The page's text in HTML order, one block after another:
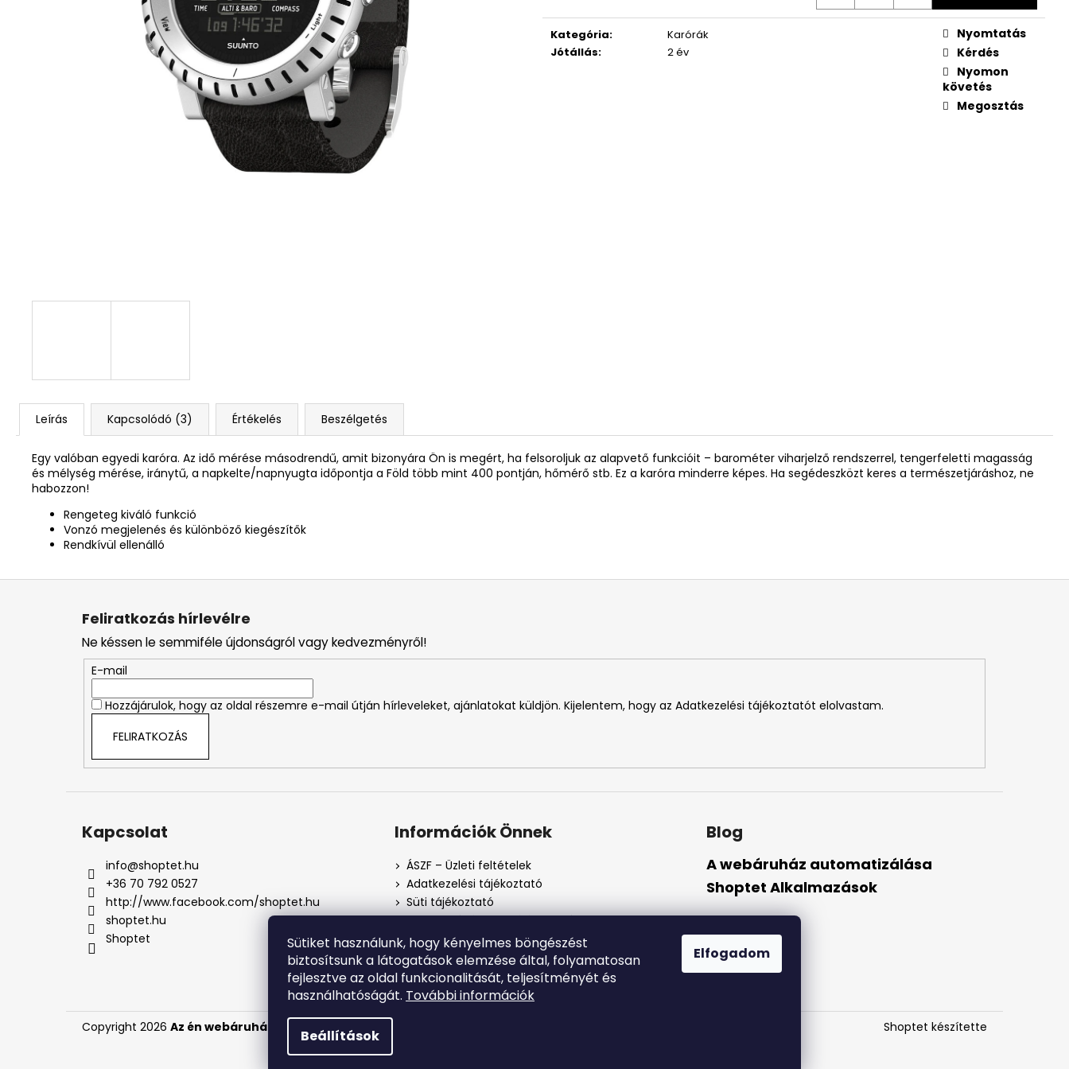
Sütiket használunk, hogy kényelmes böngészést
biztosítsunk a látogatások elemzése által, folyamatosan
fejlesztve az oldal funkcionalitását, teljesítményét és
használhatóságát. További információk
Beállítások
Elfogadom
Kategória:
Karórák
Jótállás: 2 év
Nyomtatás
Kérdés
Nyomon
követés
Megosztás
Leírás Kapcsolódó (3) Értékelés Beszélgetés
Egy valóban egyedi karóra. Az idő mérése másodrendű, amit bizonyára Ön is megért, ha felsoroljuk az alapvető funkcióit – barométer viharjelző rendszerrel, tengerfeletti magasság
és mélység mérése, iránytű, a napkelte/napnyugta időpontja a Föld több mint 400 pontján, hőmérő stb. Ez a karóra minderre képes. Ha segédeszközt keres a természetjáráshoz, ne
habozzon!
Rengeteg kiváló funkció
Vonzó megjelenés és különböző kiegészítők
Rendkívül ellenálló
10 800 Ft
1 990 Ft
Korábbi:14 500 Ft
L
Feliratkozás hírlevélre
Ne késsen le semmiféle újdonságról vagy kedvezményről!
E-mail
Hozzájárulok, hogy az oldal részemre e-mail útján hírleveleket, ajánlatokat küldjön. Kijelentem, hogy az Adatkezelési tájékoztatót elolvastam.
FELIRATKOZÁS
Kapcsolat
info@shoptet.hu
+36 70 792 0527
http://www.facebook.com/shoptet.hu
shoptet.hu
Shoptet
Információk Önnek
ÁSZF – Üzleti feltételek
Adatkezelési tájékoztató
Süti tájékoztató
Fogyasztóvédelmi tájékoztató
Impresszum
Jogi nyilatkozat
Kapcsolatfelvételi űrlap
Blog
A webáruház automatizálása
Shoptet Alkalmazások
Shoptet készítette
Copyright 2026 Az én webáruházam . Minden jog fenntartva.